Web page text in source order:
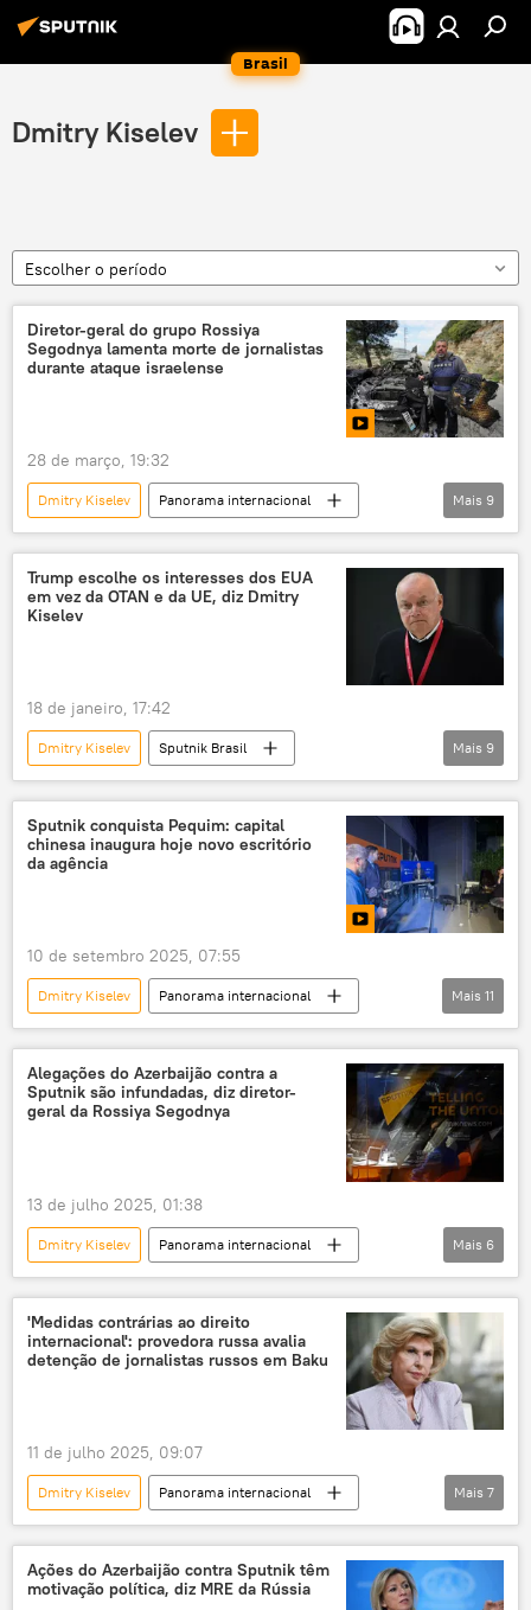
Brasil
Dmitry Kiselev
Escolher o período
Diretor-geral do grupo Rossiya
Segodnya lamenta morte de jornalistas
durante ataque israelense
28 de março, 19:32
Dmitry Kiselev
Panorama internacional
Mundo
Margarita Simonyan
Israel
Líbano
Al Mayadeen
Rossiya Segodnya
Sputnik
Mais 9
Trump escolhe os interesses dos EUA
em vez da OTAN e da UE, diz Dmitry
Kiselev
18 de janeiro, 17:42
Dmitry Kiselev
Sputnik Brasil
Panorama internacional
Rússia
Donald Trump
Estados Unidos
OTAN
Assembleia Parlamentar do Conselho da Europa
Américas
Mais 9
Sputnik conquista Pequim: capital
chinesa inaugura hoje novo escritório
da agência
10 de setembro 2025, 07:55
Dmitry Kiselev
Panorama internacional
Rússia
Mundo
Maria Zakharova
Pequim
China
Federação da Rússia
Sputnik
Sputnik China
Mais 11
Alegações do Azerbaijão contra a
Sputnik são infundadas, diz diretor-
geral da Rossiya Segodnya
13 de julho 2025, 01:38
Dmitry Kiselev
Panorama internacional
Europa
Azerbaijão
Federação da Rússia
Rossiya Segodnya
Sputnik
imprensa
Mais 6
'Medidas contrárias ao direito
internacional': provedora russa avalia
detenção de jornalistas russos em Baku
11 de julho 2025, 09:07
Dmitry Kiselev
Panorama internacional
Rússia
Tatiana Moskalkova
Federação da Rússia
Azerbaijão
Baku
Sputnik Rossiya Segodnya
Mais 7
Ações do Azerbaijão contra Sputnik têm
motivação política, diz MRE da Rússia